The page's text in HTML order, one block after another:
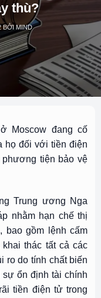
thù?
BỞIMIND
Moscow đang cố
họ đối với tiền điện
tiện bảo vệ
Trung ương Nga
nhằm hạn chế thị
bao gồm lệnh cấm
thác tất cả các
ro do tính chất biến
ổn định tài chính
tiền điện tử trong